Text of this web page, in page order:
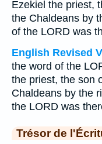
Ezekiel the priest,
the Chaldeans by
of the LORD was
English Revised
the word of the
the priest, the son
Chaldeans by the
the LORD was
Trésor de